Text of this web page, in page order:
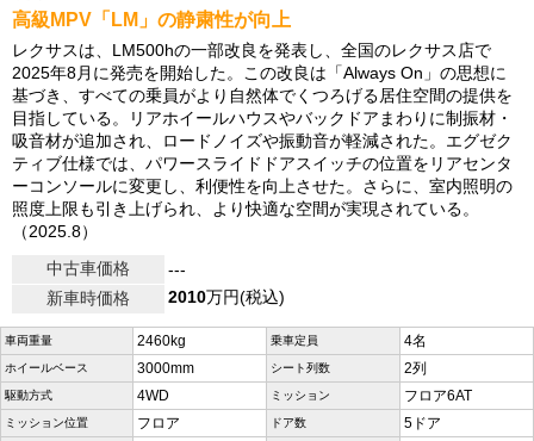
高級MPV「LM」の静粛性が向上
レクサスは、LM500hの一部改良を発表し、全国のレクサス店で
2025年8月に発売を開始した。この改良は「Always On」の思想に
基づき、すべての乗員がより自然体でくつろげる居住空間の提供を
目指している。リアホイールハウスやバックドアまわりに制振材・
吸音材が追加され、ロードノイズや振動音が軽減された。エグゼク
ティブ仕様では、パワースライドドアスイッチの位置をリアセンタ
ーコンソールに変更し、利便性を向上させた。さらに、室内照明の
照度上限も引き上げられ、より快適な空間が実現されている。
（2025.8）
中古車価格
---
新車時価格
2010万円(税込)
車両重量 2460kg 乗車定員 4名
ホイールベース 3000mm シート列数 2列
駆動方式 4WD ミッション フロア6AT
ミッション位置 フロア ドア数 5ドア